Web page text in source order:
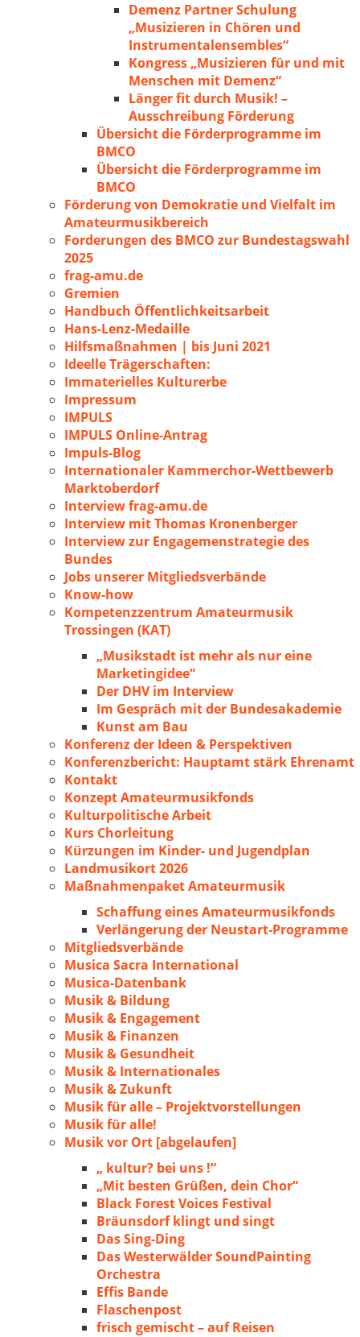
Demenz Partner Schulung
„Musizieren in Chören und
Instrumentalensembles“
Kongress „Musizieren für und mit
Menschen mit Demenz“
Länger fit durch Musik! –
Ausschreibung Förderung
Übersicht die Förderprogramme im
BMCO
Übersicht die Förderprogramme im
BMCO
Förderung von Demokratie und Vielfalt im
Amateurmusikbereich
Forderungen des BMCO zur Bundestagswahl
2025
frag-amu.de
Gremien
Handbuch Öffentlichkeitsarbeit
Hans-Lenz-Medaille
Hilfsmaßnahmen | bis Juni 2021
Ideelle Trägerschaften:
Immaterielles Kulturerbe
Impressum
IMPULS
IMPULS Online-Antrag
Impuls-Blog
Internationaler Kammerchor-Wettbewerb
Marktoberdorf
Interview frag-amu.de
Interview mit Thomas Kronenberger
Interview zur Engagemenstrategie des
Bundes
Jobs unserer Mitgliedsverbände
Know-how
Kompetenzzentrum Amateurmusik
Trossingen (KAT)
„Musikstadt ist mehr als nur eine
Marketingidee“
Der DHV im Interview
Im Gespräch mit der Bundesakademie
Kunst am Bau
Konferenz der Ideen & Perspektiven
Konferenzbericht: Hauptamt stärk Ehrenamt
Kontakt
Konzept Amateurmusikfonds
Kulturpolitische Arbeit
Kurs Chorleitung
Kürzungen im Kinder- und Jugendplan
Landmusikort 2026
Maßnahmenpaket Amateurmusik
Schaffung eines Amateurmusikfonds
Verlängerung der Neustart-Programme
Mitgliedsverbände
Musica Sacra International
Musica-Datenbank
Musik & Bildung
Musik & Engagement
Musik & Finanzen
Musik & Gesundheit
Musik & Internationales
Musik & Zukunft
Musik für alle – Projektvorstellungen
Musik für alle!
Musik vor Ort [abgelaufen]
„ kultur? bei uns !“
„Mit besten Grüßen, dein Chor“
Black Forest Voices Festival
Bräunsdorf klingt und singt
Das Sing-Ding
Das Westerwälder SoundPainting
Orchestra
Effis Bande
Flaschenpost
frisch gemischt – auf Reisen